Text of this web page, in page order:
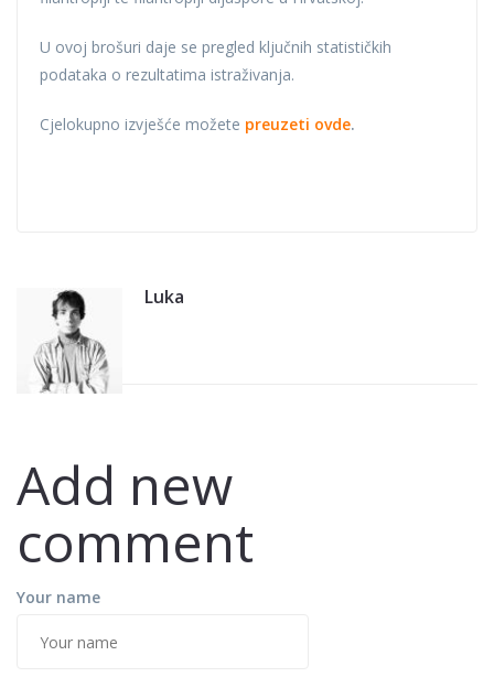
U ovoj brošuri daje se pregled ključnih statističkih
podataka o rezultatima istraživanja.
Cjelokupno izvješće možete preuzeti ovde.
Luka
Add new
comment
Your name